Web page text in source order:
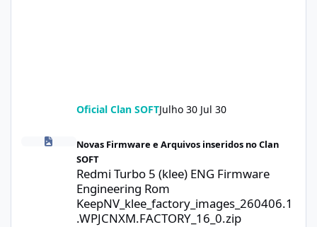
Oficial Clan SOFTJulho 30 Jul 30
Novas Firmware e Arquivos inseridos no Clan
SOFT
Redmi Turbo 5 (klee) ENG Firmware
Engineering Rom
KeepNV_klee_factory_images_260406.1
.WPJCNXM.FACTORY_16_0.zip